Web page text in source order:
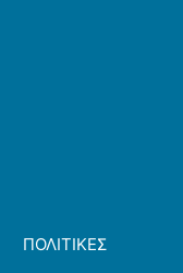
ΠΟΛΙΤΙΚΕΣ